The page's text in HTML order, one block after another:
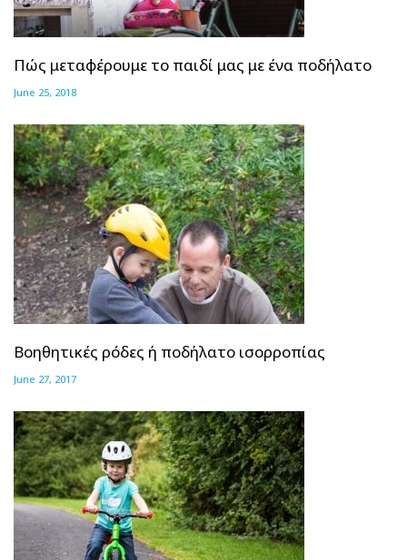
Πώς μεταφέρουμε το παιδί μας με ένα ποδήλατο
June 25, 2018
Βοηθητικές ρόδες ή ποδήλατο ισορροπίας
June 27, 2017